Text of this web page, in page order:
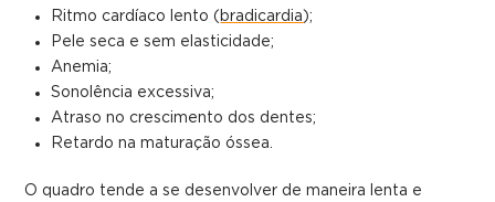
Ritmo cardíaco lento ( bradicardia );
Pele seca e sem elasticidade;
Anemia;
Sonolência excessiva;
Atraso no crescimento dos dentes;
Retardo na maturação óssea.
O quadro tende a se desenvolver de maneira lenta e